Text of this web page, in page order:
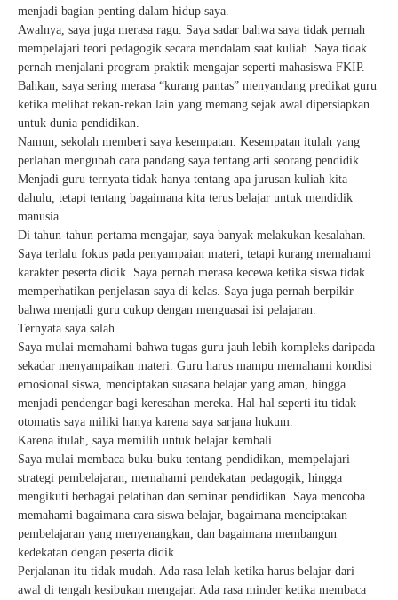
menjadi bagian penting dalam hidup saya.
Awalnya, saya juga merasa ragu. Saya sadar bahwa saya tidak pernah
mempelajari teori pedagogik secara mendalam saat kuliah. Saya tidak
pernah menjalani program praktik mengajar seperti mahasiswa FKIP.
Bahkan, saya sering merasa “kurang pantas” menyandang predikat guru
ketika melihat rekan-rekan lain yang memang sejak awal dipersiapkan
untuk dunia pendidikan.
Namun, sekolah memberi saya kesempatan. Kesempatan itulah yang
perlahan mengubah cara pandang saya tentang arti seorang pendidik.
Menjadi guru ternyata tidak hanya tentang apa jurusan kuliah kita
dahulu, tetapi tentang bagaimana kita terus belajar untuk mendidik
manusia.
Di tahun-tahun pertama mengajar, saya banyak melakukan kesalahan.
Saya terlalu fokus pada penyampaian materi, tetapi kurang memahami
karakter peserta didik. Saya pernah merasa kecewa ketika siswa tidak
memperhatikan penjelasan saya di kelas. Saya juga pernah berpikir
bahwa menjadi guru cukup dengan menguasai isi pelajaran.
Ternyata saya salah.
Saya mulai memahami bahwa tugas guru jauh lebih kompleks daripada
sekadar menyampaikan materi. Guru harus mampu memahami kondisi
emosional siswa, menciptakan suasana belajar yang aman, hingga
menjadi pendengar bagi keresahan mereka. Hal-hal seperti itu tidak
otomatis saya miliki hanya karena saya sarjana hukum.
Karena itulah, saya memilih untuk belajar kembali.
Saya mulai membaca buku-buku tentang pendidikan, mempelajari
strategi pembelajaran, memahami pendekatan pedagogik, hingga
mengikuti berbagai pelatihan dan seminar pendidikan. Saya mencoba
memahami bagaimana cara siswa belajar, bagaimana menciptakan
pembelajaran yang menyenangkan, dan bagaimana membangun
kedekatan dengan peserta didik.
Perjalanan itu tidak mudah. Ada rasa lelah ketika harus belajar dari
awal di tengah kesibukan mengajar. Ada rasa minder ketika membaca